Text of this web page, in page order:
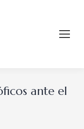
ante el